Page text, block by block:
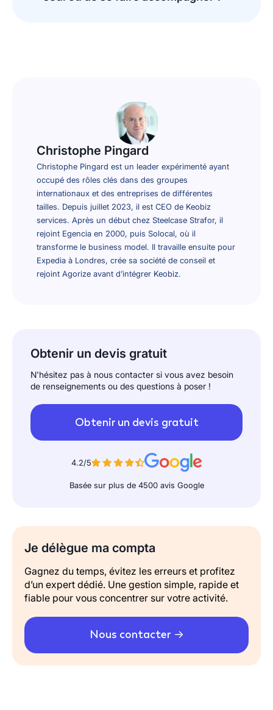
Christophe Pingard
Christophe Pingard est un leader expérimenté ayant
occupé des rôles clés dans des groupes
internationaux et des entreprises de différentes
tailles. Depuis juillet 2023, il est CEO de Keobiz
services. Après un début chez Steelcase Strafor, il
rejoint Egencia en 2000, puis Solocal, où il
transforme le business model. Il travaille ensuite pour
Expedia à Londres, crée sa société de conseil et
rejoint Agorize avant d’intégrer Keobiz.
Obtenir un devis gratuit
N'hésitez pas à nous contacter si vous avez besoin
de renseignements ou des questions à poser !
Obtenir un devis gratuit
4.2/5
Basée sur plus de 4500 avis Google
Je délègue ma compta
Gagnez du temps, évitez les erreurs et profitez
d’un expert dédié. Une gestion simple, rapide et
fiable pour vous concentrer sur votre activité.
Nous contacter